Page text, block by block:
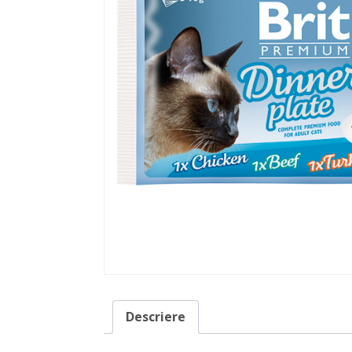
Descriere